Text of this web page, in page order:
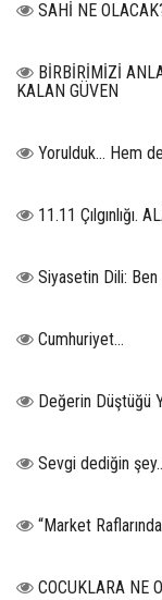
SAHİ NE
BİRBİRİMİZİ
KALAN GÜVEN
Yorulduk… Hem
11.11 Çılgınlığı.
Siyasetin Dili: Ben
Cumhuriyet…
Değerin Düştüğü
Sevgi dediğin
“Market
COCUKLARA NE